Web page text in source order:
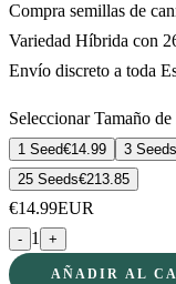
Compra semillas de
Variedad Híbrida con
Envío discreto a toda
Seleccionar Tamaño de
1 Seed€14.99 3 Seeds
25 Seeds€213.85
€14.99EUR
- 1 +
AÑADIR AL